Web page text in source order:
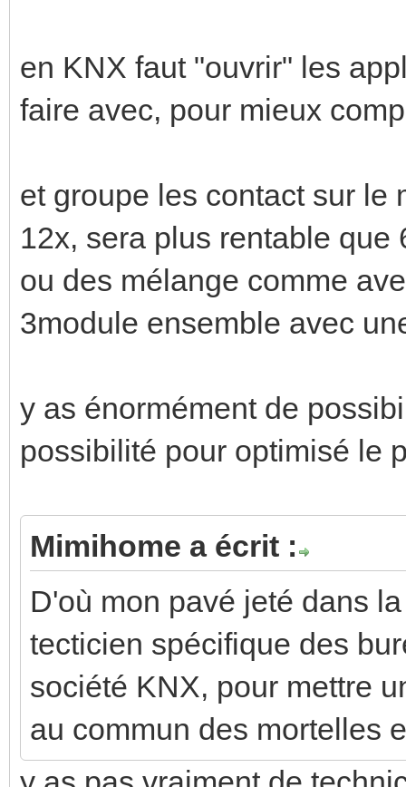
en KNX faut "ouvrir" les
faire avec, pour mieux
et groupe les contact sur
12x, sera plus rentable que
ou des mélange comme
3module ensemble avec
y as énormément de
possibilité pour optimisé le
Mimihome a écrit :
D'où mon pavé jeté dans
tecticien spécifique des
société KNX, pour mettre
au commun des mortelles